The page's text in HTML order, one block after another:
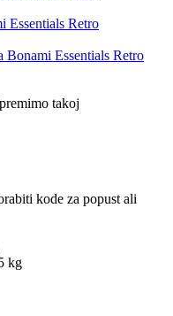
Essentials Retro
Bonami Essentials Retro
takoj
kode za popust ali
kg